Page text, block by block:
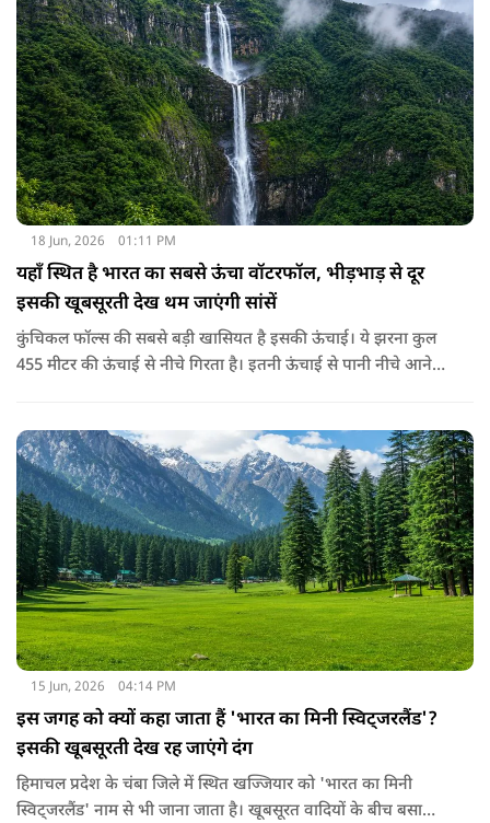
स्वादिष्ट खाने के लिए खिंचे चले आते हैं। यहाँ साल के लगभग हर दिन
आसमान बिल्कुल साफ, चमकीला और बादलों से मुक्त रहता है और बाकी
जगहों के मुकाबले यहाँ चमकदार धूप भी रहती है जिस वजह से इस शहर
का नाम 'सन सिटी' पड़ा। इसके अलावा चारों तरफ नीले रंग के घर होने की
वजह से इसे ब्लू सिटी के नाम से भी जाना जाता है।
18 Jun, 2026 01:11 PM
यहाँ स्थित है भारत का सबसे ऊंचा वॉटरफॉल, भीड़भाड़ से दूर
इसकी खूबसूरती देख थम जाएंगी सांसें
कुंचिकल फॉल्स की सबसे बड़ी खासियत है इसकी ऊंचाई। ये झरना कुल
455 मीटर की ऊंचाई से नीचे गिरता है। इतनी ऊंचाई से पानी नीचे आने
पास स्थित है। ये झरना वराही नदी से बनता है और पश्चिमी घाट से होकर
गुजरता है।
15 Jun, 2026 04:14 PM
इस जगह को क्यों कहा जाता हैं 'भारत का मिनी स्विट्जरलैंड'?
इसकी खूबसूरती देख रह जाएंगे दंग
हिमाचल प्रदेश के चंबा जिले में स्थित खज्जियार को 'भारत का मिनी
स्विट्जरलैंड' नाम से भी जाना जाता है। खूबसूरत वादियों के बीच बसा